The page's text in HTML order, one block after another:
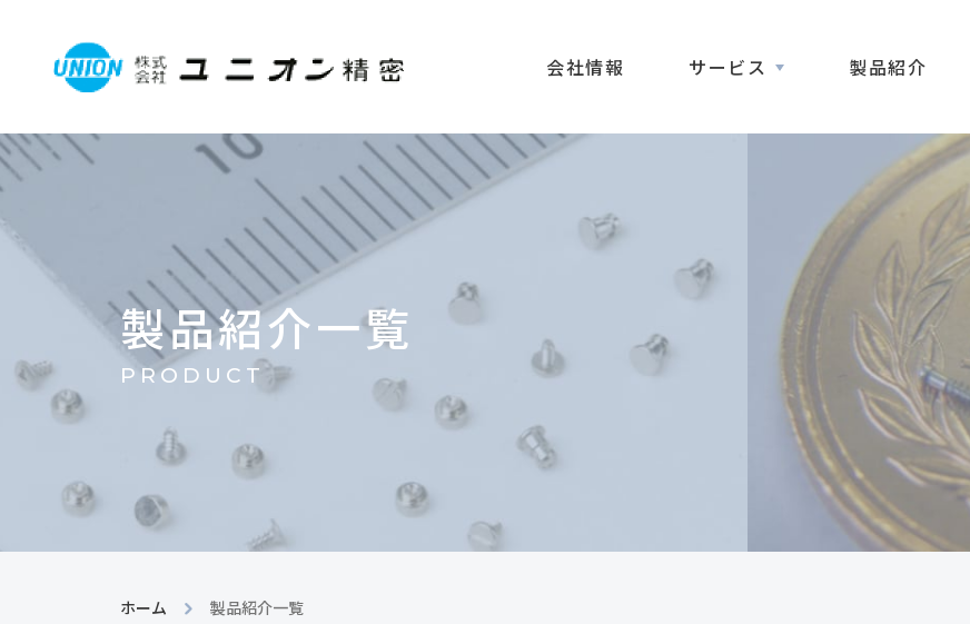
会社情報 サービス 製品紹介
製品紹介一覧
PRODUCT
ホーム 製品紹介一覧